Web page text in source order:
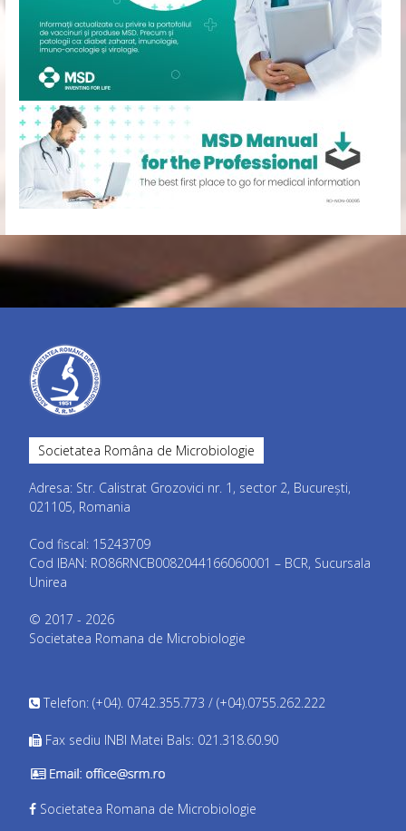
Societatea Româna de Microbiologie
Adresa: Str. Calistrat Grozovici nr. 1, sector 2, București,
021105, Romania
Cod fiscal: 15243709
Cod IBAN: RO86RNCB0082044166060001 – BCR, Sucursala
Unirea
© 2017 - 2026
Societatea Romana de Microbiologie
Telefon: (+04). 0742.355.773 / (+04).0755.262.222
Fax sediu INBI Matei Bals: 021.318.60.90
Societatea Romana de Microbiologie